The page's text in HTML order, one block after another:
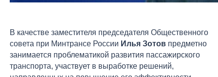
В качестве заместителя председателя Общественного
совета при Минтрансе России Илья Зотов предметно
занимается проблематикой развития пассажирского
транспорта, участвует в выработке решений,